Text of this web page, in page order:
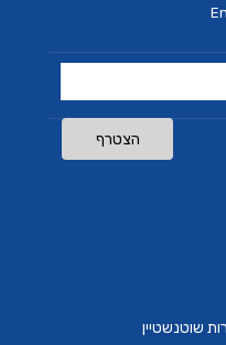
הצטרף
שוטנשטיין